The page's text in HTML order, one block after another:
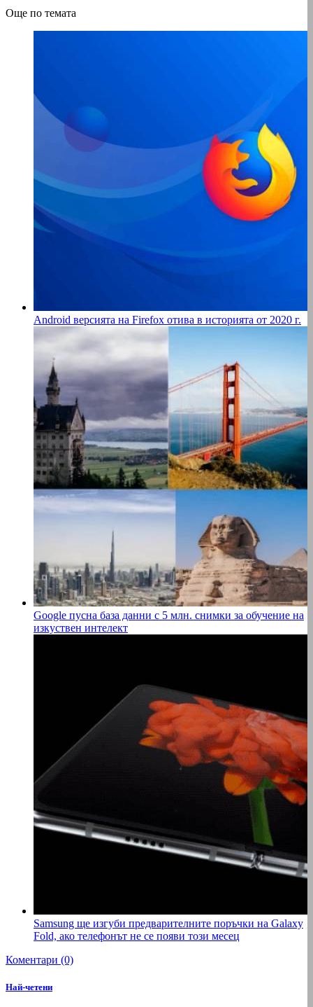
Още по темата
Android версията на Firefox отива в историята от 2020 г.
Google пусна база данни с 5 млн. снимки за обучение на
изкуствен интелект
Samsung ще изгуби предварителните поръчки на Galaxy
Fold, ако телефонът не се появи този месец
Коментари (0)
Най-четени